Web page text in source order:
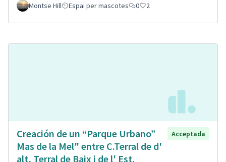
Montse Hill
Espai per mascotes 0 2
Creación de un “Parque Urbano”
Mas de la Mel" entre C.Terral de d'
alt, Terral de Baix i de l' Est.
Acceptada